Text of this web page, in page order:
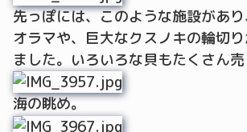
先っぽには、このような施設があ
オラマや、巨大なクスノキの輪切
ました。いろいろな貝もたくさん売
海の眺め。